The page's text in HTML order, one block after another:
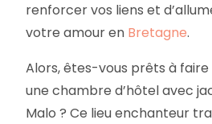
renforcer vos liens et
votre amour en Bretagne.
Alors, êtes-vous prêts à
une chambre d’hôtel avec
Malo ? Ce lieu enchanteur